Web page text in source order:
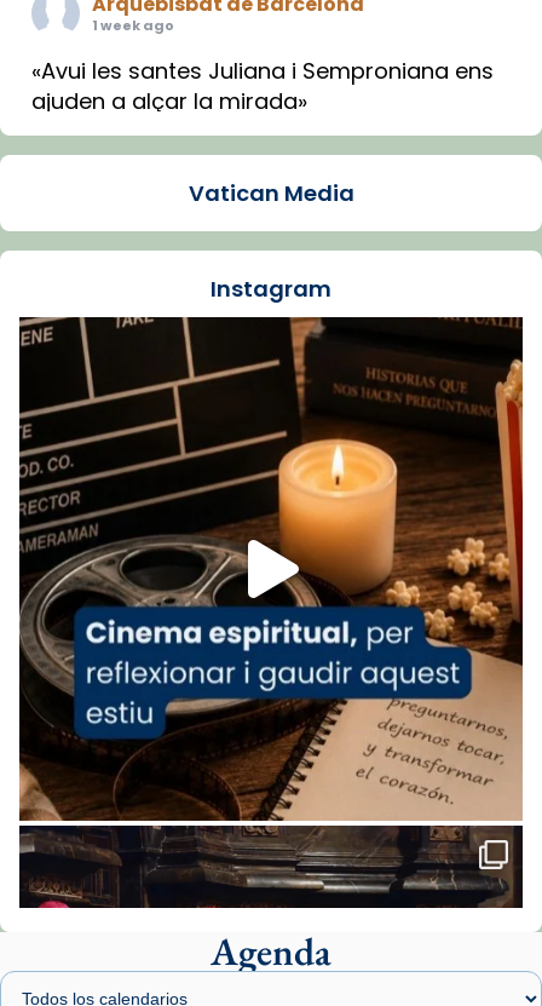
1 week ago
«Avui les santes Juliana i Semproniana ens
ajuden a alçar la mirada»
Mons. Sergi Gordo, bisbe de Tortosa, ha
Santes de Mataró.
🔗tinyurl.com/cvu5jmbk
Foto
View on Facebook Share
Arquebisbat de Barcelonais at Catedral
de Barcelona.
1 week ago
Aquest dilluns, 27 de juliol, ha tingut lloc la
missa d’acció de gràcies en agraïment al
comitè organitzador de la visita apostòlica
del Sant Pare Lleó XIV a Barcelona, i als
col·laboradors, a la Catedral de Barcelona.
L’arquebisbe de Barcelona, el cardenal Joan
Josep Omella, ha presidit la missa i l’ha
concelebrat el bisbe auxiliar de Barcelona,
Mons. David Abadías.
📸 Dr. G. Simón
Foto
View on Facebook Share
Arquebisbat de Barcelona
1 week ago
Vatican Media
Instagram
Agenda